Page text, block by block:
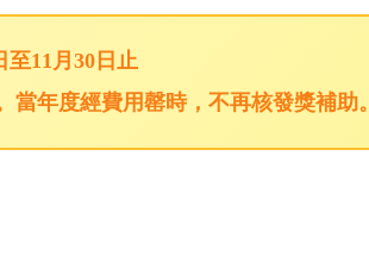
至11月30日止
年度經費用罄時，不再核發獎補助。